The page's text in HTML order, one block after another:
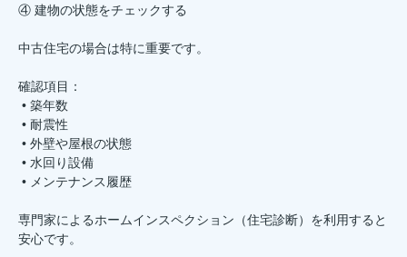
④ 建物の状態をチェックする
中古住宅の場合は特に重要です。
確認項目：
• 築年数
• 耐震性
• 外壁や屋根の状態
• 水回り設備
• メンテナンス履歴
専門家によるホームインスペクション（住宅診断）を利用すると
安心です。